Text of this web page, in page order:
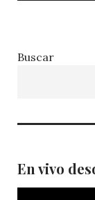
Buscar
En vivo